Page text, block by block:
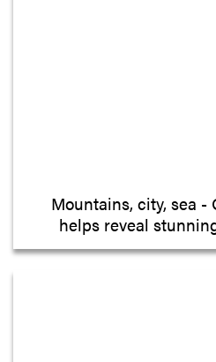
Mountains, city, sea -
helps reveal